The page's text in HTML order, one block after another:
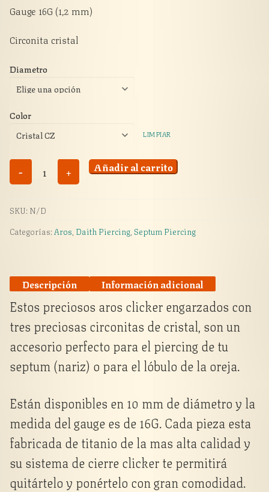
Gauge 16G (1,2 mm)
Circonita cristal
Diametro
Color
LIMPIAR
Aro
clicker
triple
circonita
cantidad
- + Añadir al carrito
SKU: N/D
Categorías: Aros Daith Piercing Septum Piercing
Descripción Información adicional
Estos preciosos aros clicker engarzados con
tres preciosas circonitas de cristal, son un
accesorio perfecto para el piercing de tu
septum (nariz) o para el lóbulo de la oreja.
Están disponibles en 10 mm de diámetro y la
medida del gauge es de 16G. Cada pieza esta
fabricada de titanio de la mas alta calidad y
su sistema de cierre clicker te permitirá
quitártelo y ponértelo con gran comodidad.